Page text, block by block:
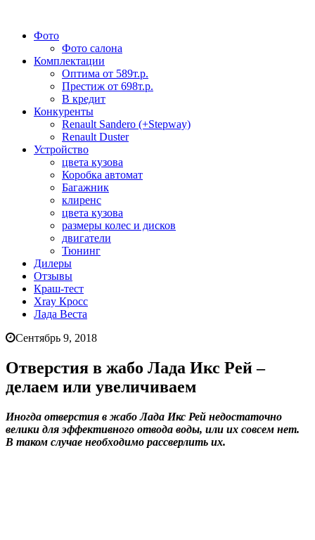
Фото
Фото салона
Комплектации
Оптима от 589т.р.
Престиж от 698т.р.
В кредит
Конкуренты
Renault Sandero (+Stepway)
Renault Duster
Устройство
цвета кузова
Коробка автомат
Багажник
клиренс
цвета кузова
размеры колес и дисков
двигатели
Тюнинг
Дилеры
Отзывы
Краш-тест
Xray Кросс
Лада Веста
Сентябрь 9, 2018
Отверстия в жабо Лада Икс Рей –
делаем или увеличиваем
Иногда отверстия в жабо Лада Икс Рей недостаточно
велики для эффективного отвода воды, или их совсем нет.
В таком случае необходимо рассверлить их.